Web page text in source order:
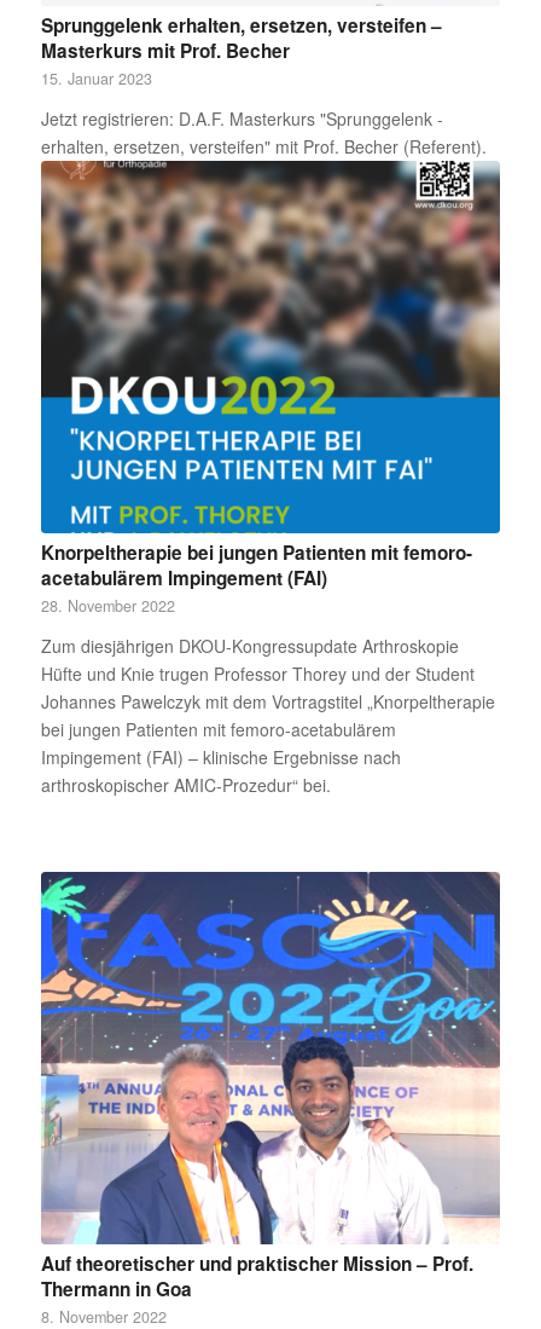
Sprunggelenk erhalten, ersetzen, versteifen –
Masterkurs mit Prof. Becher
15. Januar 2023
Jetzt registrieren: D.A.F. Masterkurs "Sprunggelenk -
erhalten, ersetzen, versteifen" mit Prof. Becher (Referent).
Knorpeltherapie bei jungen Patienten mit femoro-
acetabulärem Impingement (FAI)
28. November 2022
Zum diesjährigen DKOU-Kongressupdate Arthroskopie
Hüfte und Knie trugen Professor Thorey und der Student
Johannes Pawelczyk mit dem Vortragstitel „Knorpeltherapie
bei jungen Patienten mit femoro-acetabulärem
Impingement (FAI) – klinische Ergebnisse nach
arthroskopischer AMIC-Prozedur“ bei.
Auf theoretischer und praktischer Mission – Prof.
Thermann in Goa
8. November 2022